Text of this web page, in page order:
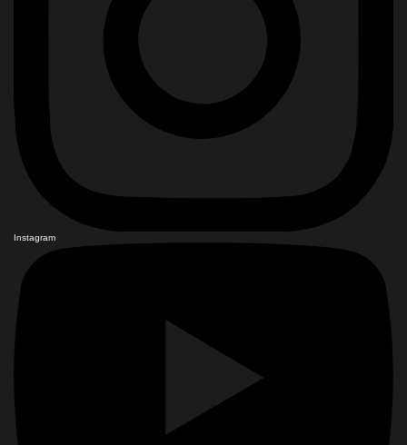
Instagram